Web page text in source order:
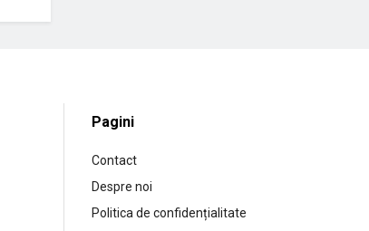
Pagini
Contact
Despre noi
Politica de confidențialitate